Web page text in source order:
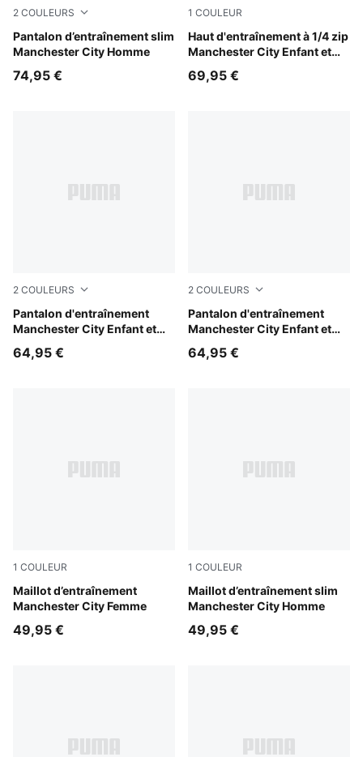
2 COULEURS
Pantalon d’entraînement slim
Manchester City Homme
Blue Jewel-Dewdrop
74,95 €
1 COULEUR
Haut d'entraînement à 1/4 zip
Manchester City Enfant et
Dewdrop-Blue Jewel
69,95 €
2 COULEURS
Pantalon d'entraînement
Manchester City Enfant et
PUMA Black-Cast Iron
64,95 €
2 COULEURS
Pantalon d'entraînement
Manchester City Enfant et
Blue Jewel-Dewdrop
64,95 €
1 COULEUR
Maillot d’entraînement
Manchester City Femme
Dewdrop-Blue Jewel
49,95 €
1 COULEUR
Maillot d’entraînement slim
Manchester City Homme
Dewdrop-Blue Jewel
49,95 €